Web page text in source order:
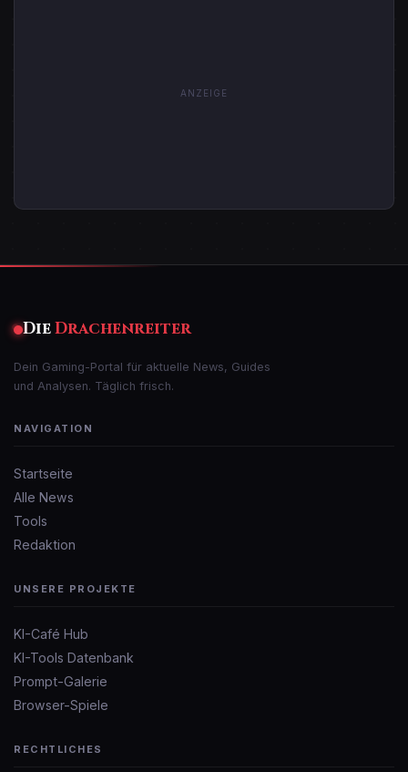
ANZEIGE
DieDrachenreiter
Dein Gaming-Portal für aktuelle News, Guides
und Analysen. Täglich frisch.
NAVIGATION
Startseite
Alle News
Tools
Redaktion
UNSERE PROJEKTE
KI-Café Hub
KI-Tools Datenbank
Prompt-Galerie
Browser-Spiele
RECHTLICHES